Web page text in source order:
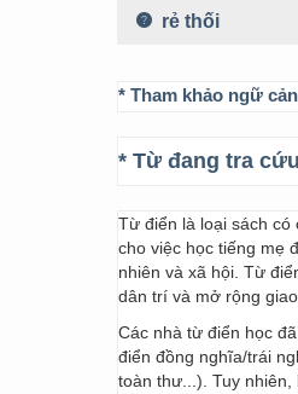
rẻ thối
* Tham khảo ngữ
* Từ đang tra
Từ điển là loại sách
cho việc học tiếng mẹ
nhiên và xã hội. Từ
dân trí và mở rộng
Các nhà từ điển học
điển đồng nghĩa/trái
toàn thư...). Tuy